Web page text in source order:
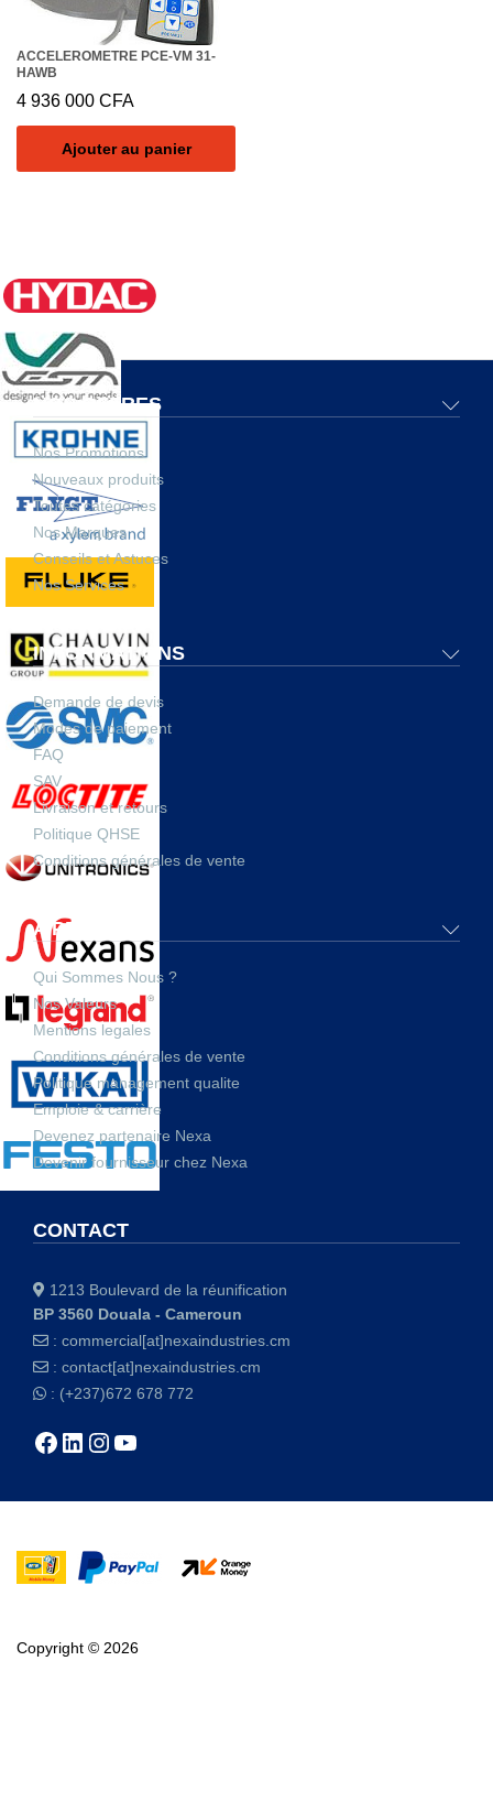
ACCELEROMETRE PCE-VM 31-
HAWB
4 936 000 CFA
Ajouter au panier
NOS OFFRES
Nos Promotions
Nouveaux produits
Toutes catégories
Nos Marques
Conseils et Astuces
Nos Services
INFORMATIONS
Demande de devis
Modes de paiement
FAQ
SAV
Livraison et retours
Politique QHSE
Conditions générales de vente
A PROPOS
Qui Sommes Nous ?
Nos Valeurs
Mentions legales
Conditions générales de vente
Politique management qualite
Emploie & carrière
Devenez partenaire Nexa
Devenir fournisseur chez Nexa
CONTACT
1213 Boulevard de la réunification
BP 3560 Douala - Cameroun
: commercial[at]nexaindustries.cm
: contact[at]nexaindustries.cm
: (+237)672 678 772
Copyright © 2026